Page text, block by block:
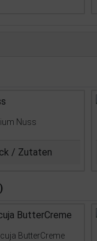
Nuss
/ Zutaten
ButterCreme